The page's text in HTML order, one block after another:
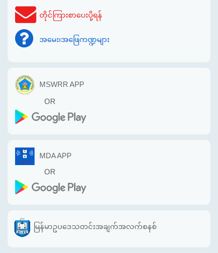
တိုင်ကြားစာပေးပို့ရန်
အမေး၊အဖြေကဏ္ဍများ
MSWRR APP
OR
MDA APP
OR
မြန်မာဥပဒေသတင်းအချက်အလက်စနစ်